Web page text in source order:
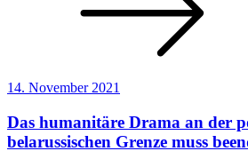
14. November 2021
Das humanitäre Drama an der
belarussischen Grenze muss